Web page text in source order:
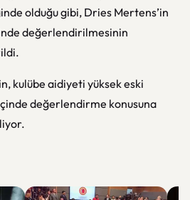
olduğu gibi, Dries Mertens’in
değerlendirilmesinin
kulübe aidiyeti yüksek eski
değerlendirme konusuna